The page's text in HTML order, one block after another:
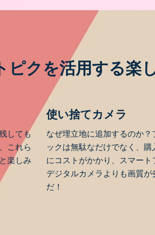
ピクを活用する楽
しても
これら
楽しみ
使い捨てカメラ
なぜ埋立地に追加するのか？
ックは無駄なだけでなく、購
にコストがかかり、スマート
デジタルカメラよりも画質が
だ！